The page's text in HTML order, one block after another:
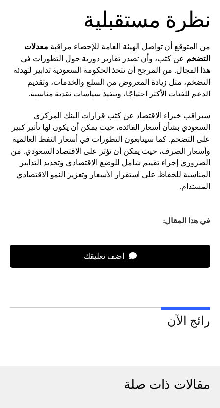
نظرة مستقبلية
من المتوقع أن تواصل الهيئة العامة للإحصاء مراقبة معدلات
التضخم عن كثب، وأن تصدر تقارير دورية حول التطورات في
هذا المجال. من المرجح أن تتخذ الحكومة السعودية تدابير لتهدئة
التضخم، مثل زيادة المعروض من السلع والخدمات، وتقديم
الدعم للفئات الأكثر احتياجًا، وتنفيذ سياسات نقدية مناسبة.
سيراقب خبراء الاقتصاد عن كثب قرارات البنك المركزي
السعودي بشأن أسعار الفائدة، حيث يمكن أن يكون لها تأثير كبير
على التضخم. كما سيتابعون التطورات في أسعار النفط العالمية
وأسعار الصرف، حيث يمكن أن تؤثر على الاقتصاد السعودي. من
الضروري إجراء تقييم شامل للوضع الاقتصادي وتحديد التدابير
المناسبة للحفاظ على استقرار الأسعار وتعزيز النمو الاقتصادي
المستدام.
في هذا المقال:
اضف تعليقك
رائج الآن
مقالات ذات صلة